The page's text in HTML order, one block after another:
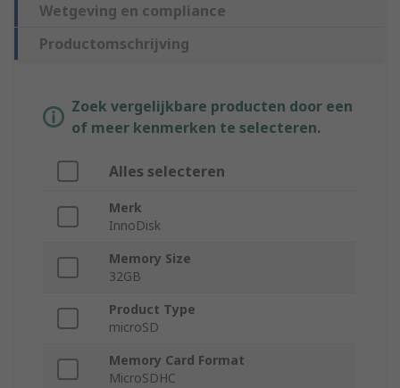
Wetgeving en compliance
Productomschrijving
Zoek vergelijkbare producten door een
of meer kenmerken te selecteren.
Alles selecteren
Merk
InnoDisk
Memory Size
32GB
Product Type
microSD
Memory Card Format
MicroSDHC